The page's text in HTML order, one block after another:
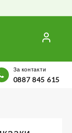
За контакти
0887 845 615